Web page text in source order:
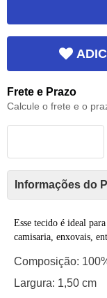
Frete e Prazo
Calcule o frete e o
Informações do
Esse tecido é ideal
camisaria, enxovais,
Composição:
Largura: 1,50 cm